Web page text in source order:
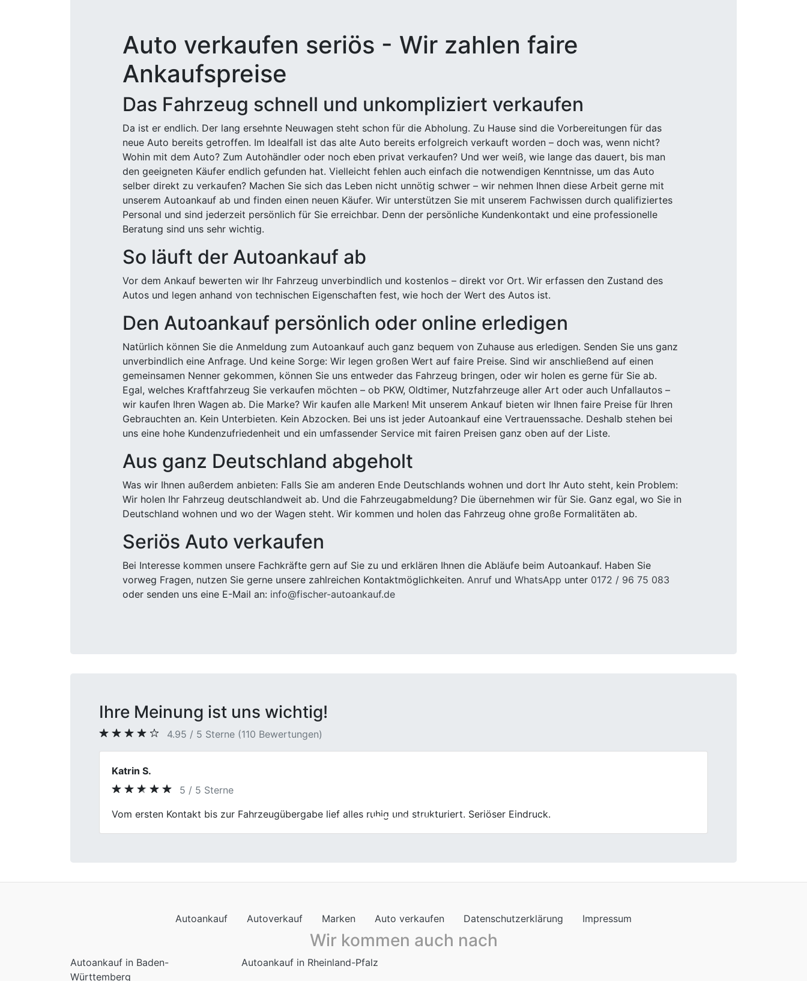
Auto verkaufen seriös - Wir zahlen faire
Ankaufspreise
Das Fahrzeug schnell und unkompliziert verkaufen
Da ist er endlich. Der lang ersehnte Neuwagen steht schon für die Abholung. Zu Hause sind die Vorbereitungen für das
neue Auto bereits getroffen. Im Idealfall ist das alte Auto bereits erfolgreich verkauft worden – doch was, wenn nicht?
Wohin mit dem Auto? Zum Autohändler oder noch eben privat verkaufen? Und wer weiß, wie lange das dauert, bis man
den geeigneten Käufer endlich gefunden hat. Vielleicht fehlen auch einfach die notwendigen Kenntnisse, um das Auto
selber direkt zu verkaufen? Machen Sie sich das Leben nicht unnötig schwer – wir nehmen Ihnen diese Arbeit gerne mit
unserem Autoankauf ab und finden einen neuen Käufer. Wir unterstützen Sie mit unserem Fachwissen durch qualifiziertes
Personal und sind jederzeit persönlich für Sie erreichbar. Denn der persönliche Kundenkontakt und eine professionelle
Beratung sind uns sehr wichtig.
So läuft der Autoankauf ab
Vor dem Ankauf bewerten wir Ihr Fahrzeug unverbindlich und kostenlos – direkt vor Ort. Wir erfassen den Zustand des
Autos und legen anhand von technischen Eigenschaften fest, wie hoch der Wert des Autos ist.
Den Autoankauf persönlich oder online erledigen
Natürlich können Sie die Anmeldung zum Autoankauf auch ganz bequem von Zuhause aus erledigen. Senden Sie uns ganz
unverbindlich eine Anfrage. Und keine Sorge: Wir legen großen Wert auf faire Preise. Sind wir anschließend auf einen
gemeinsamen Nenner gekommen, können Sie uns entweder das Fahrzeug bringen, oder wir holen es gerne für Sie ab.
Egal, welches Kraftfahrzeug Sie verkaufen möchten – ob PKW, Oldtimer, Nutzfahrzeuge aller Art oder auch Unfallautos –
wir kaufen Ihren Wagen ab. Die Marke? Wir kaufen alle Marken! Mit unserem Ankauf bieten wir Ihnen faire Preise für Ihren
Gebrauchten an. Kein Unterbieten. Kein Abzocken. Bei uns ist jeder Autoankauf eine Vertrauenssache. Deshalb stehen bei
uns eine hohe Kundenzufriedenheit und ein umfassender Service mit fairen Preisen ganz oben auf der Liste.
Aus ganz Deutschland abgeholt
Was wir Ihnen außerdem anbieten: Falls Sie am anderen Ende Deutschlands wohnen und dort Ihr Auto steht, kein Problem:
Wir holen Ihr Fahrzeug deutschlandweit ab. Und die Fahrzeugabmeldung? Die übernehmen wir für Sie. Ganz egal, wo Sie in
Deutschland wohnen und wo der Wagen steht. Wir kommen und holen das Fahrzeug ohne große Formalitäten ab.
Seriös Auto verkaufen
Bei Interesse kommen unsere Fachkräfte gern auf Sie zu und erklären Ihnen die Abläufe beim Autoankauf. Haben Sie
vorweg Fragen, nutzen Sie gerne unsere zahlreichen Kontaktmöglichkeiten. Anruf und WhatsApp unter 0172 / 96 75 083
oder senden uns eine E-Mail an: info@fischer-autoankauf.de
Ihre Meinung ist uns wichtig!
4.95 / 5 Sterne (110 Bewertungen)
Lisa Krüger
5 / 5 Sterne
Mein Besuch bei Fischer Autoankauf war äußerst positiv. Die Mitarbeiter waren äußerst freundlich und die Bewertung meines
Marken Datenschutzerklärung
Wir kommen auch nach
Autoankauf in Baden-